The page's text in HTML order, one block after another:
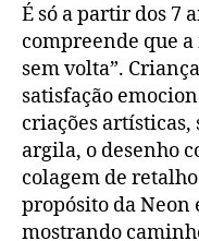
É só a partir dos 7
compreende que
sem volta”.
satisfação
criações artísticas,
argila, o desenho
colagem de
propósito da
mostrando